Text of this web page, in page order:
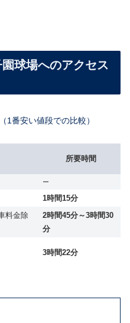
球場へのアクセス
1番安い値段での比較）
所要時間
ー
1時間15分
料金除
2時間45分～3時間30
分
3時間22分